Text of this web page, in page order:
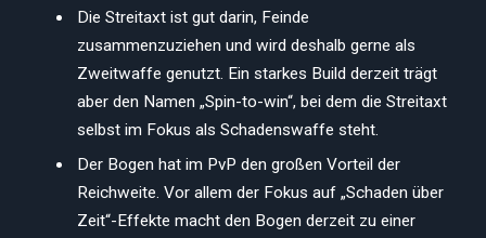
Die Streitaxt ist gut darin, Feinde
zusammenzuziehen und wird deshalb gerne als
Zweitwaffe genutzt. Ein starkes Build derzeit trägt
aber den Namen „Spin-to-win“, bei dem die Streitaxt
selbst im Fokus als Schadenswaffe steht.
Der Bogen hat im PvP den großen Vorteil der
Reichweite. Vor allem der Fokus auf „Schaden über
Zeit“-Effekte macht den Bogen derzeit zu einer